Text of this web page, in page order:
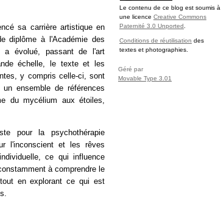
sa carrière artistique en
diplôme à l'Académie des
a évolué, passant de l'art
échelle, le texte et les
y compris celle-ci, sont
ensemble de références
du mycélium aux étoiles,
pour la psychothérapie
l'inconscient et les rêves
ce qui influence
à comprendre le
en explorant ce qui est
Le contenu de ce blog est soumis à
une licence Creative Commons
Paternité 3.0 Unported.
Conditions de réutilisation des
textes et photographies.
Géré par
Movable Type 3.01